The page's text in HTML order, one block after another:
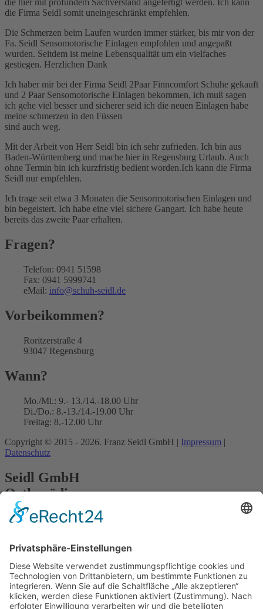
die hier mit profundem Sachverstand angefertigt werden. Ich kann
die Firma Seidl somit uneingeschränkt empfehlen.
Die Schmerzen beim Laufen wurden immer stärker, bis mir von der
Fa. Seidl Sensomotorische Einlagen empfohlen und angepaßt
wurden. Seitdem ist meine Lebensqualität um ein vielfaches
gestiegen. Herzlichen Dank
Ich haber mir bei der Firma Seidl 2Paar Finncomfort Schuhe gekauft
und 2 Paar Sensomotorische Einlagen bekommen, ich muß sagen
ich gehe viel besser und sicherer seid ich die neuen Einlagen habe
meine schmerzen in den Füssen
sind auch weg.
Mit der Arbeit von Herr Seidl bin ich sehr zufrieden. Ich bin aus
Baden-Württemberg und mache hier in Regensburg Urlaub. Auch
ohne Termin bin ich kurzfristig bedient worden.Ich kann die Firma
Seidl nur empfehlen.
Ich trage seit etwa 3 Monaten die Sensormotorischen Einlagen und
bin begeistert. Ich habe eine viel sichere Gangart. Ich habe heute
bereits das zweite Paar erhalten.
Fragen?
Telefon: 0941 51598
Fax: 0941 5999741
eMail: info@schuh-seidl.de
Vorbeikommen?
Roritzerstraße 4
93047 Regensburg
Wann?
Mo./Mi.: 9.- 13./14.-18.00 Uhr
Di./Do.: 8.-13./14.-19.00 Uhr
Freitag: 8.-12.00 Uhr
Copyright © 2015 - 2026. Franz Seidl GmbH | Impressum |
Datenschutz
Seidl GmbH
Orthopädie-
Schuhtechnik
Di./Do.: 8.-13./14.-19.00 Uhr
Freitag: 8.-12.00 Uhr
Adresse